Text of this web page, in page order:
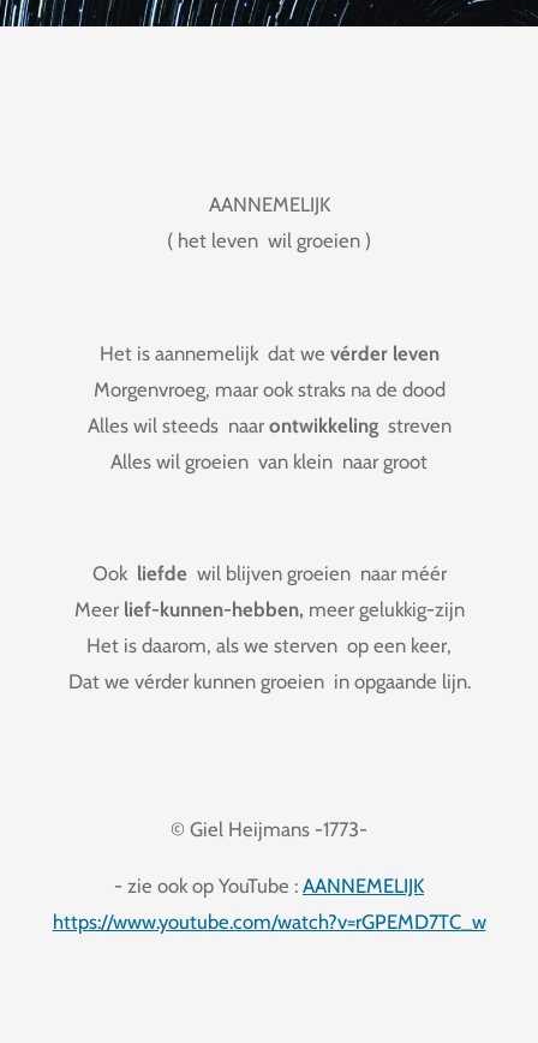
AANNEMELIJK
( het leven wil groeien )
Het is aannemelijk dat we vérder leven
Morgenvroeg, maar ook straks na de dood
Alles wil steeds naar ontwikkelingstreven
Alles wil groeien van klein naar groot
Ook liefde wil blijven groeien naar méér
Meer lief-kunnen-hebben, meer gelukkig-zijn
Het is daarom, als we sterven op een keer,
Dat we vérder kunnen groeien in opgaande lijn.
© Giel Heijmans -1773-
- zie ook op YouTube : AANNEMELIJK
https://www.youtube.com/watch?v=rGPEMD7TC_w